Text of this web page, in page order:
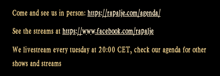
Come and see us in person: https://rapalje.com/agenda/
See the streams at https://www.facebook.com/rapalje
We livestream every tuesday at 20:00 CET, check our agenda for other
shows and streams